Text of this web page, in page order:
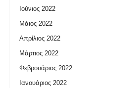
Ιούνιος 2022
Μάιος 2022
Απρίλιος 2022
Μάρτιος 2022
Φεβρουάριος 2022
Ιανουάριος 2022